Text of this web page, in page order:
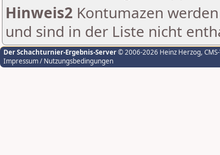
Hinweis2 Kontumazen
und sind in der Liste nicht
Der Schachturnier-Ergebnis-Server© 2006-2026 Heinz Herzog,
Impressum / Nutzungsbedingungen